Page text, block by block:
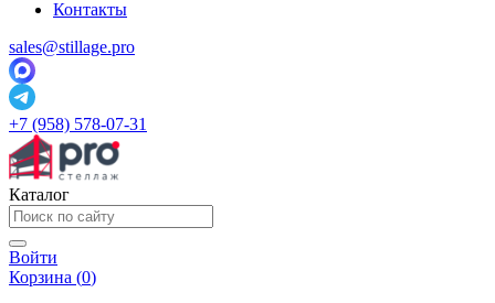
Контакты
sales@stillage.pro
+7 (958) 578-07-31
Каталог
Войти
Корзина (0)